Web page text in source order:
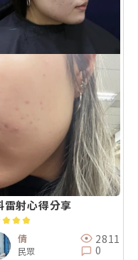
雷射心得分享
倩
民眾
2811
0